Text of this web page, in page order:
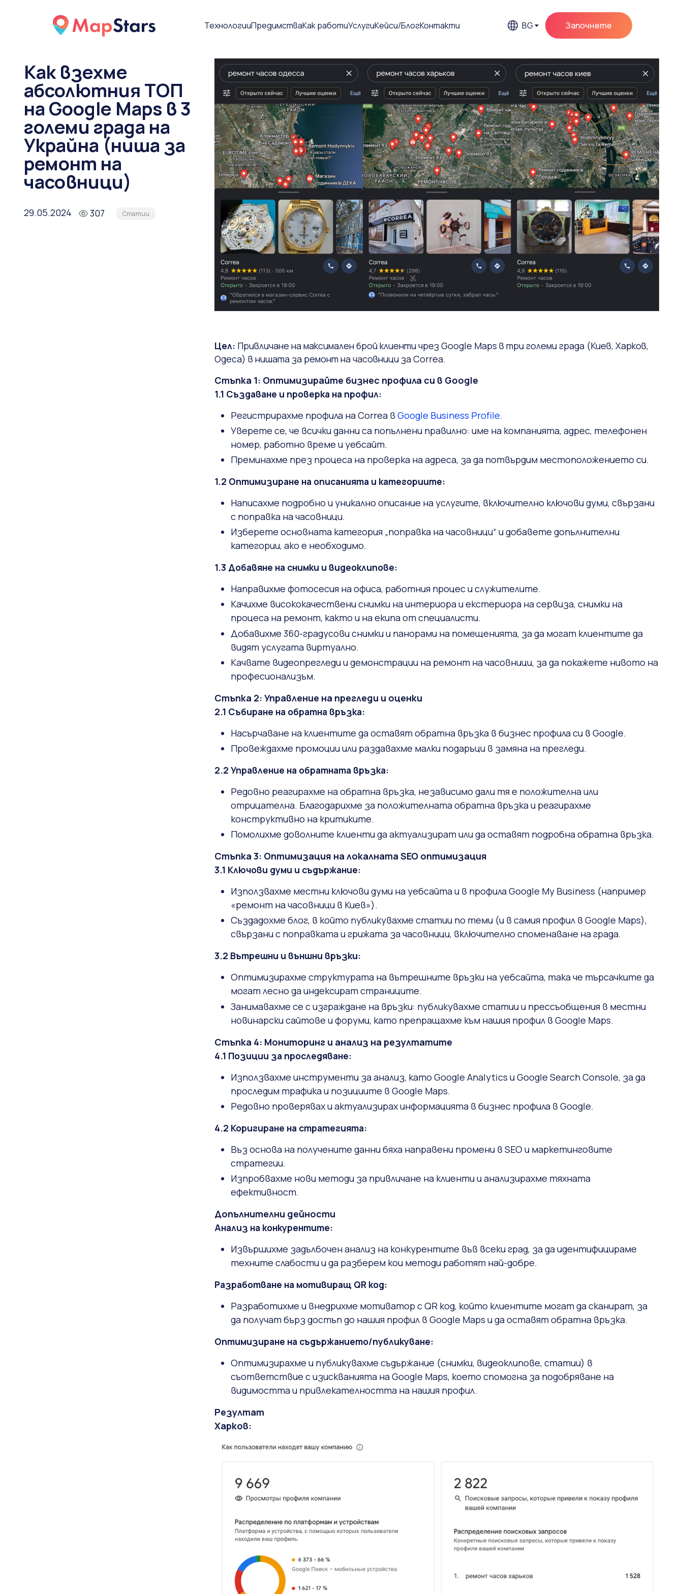
ТехнологииПредимстваКак работиУслугиКейси/БлогКонтакти BG Започнете
Как взехме
абсолютния ТОП
на Google Maps в 3
големи града на
Украйна (ниша за
ремонт на
часовници)
29.05.2024 307 Статии
Цел: Привличане на максимален брой клиенти чрез Google Maps в три големи града (Киев, Харков,
Одеса) в нишата за ремонт на часовници за Correa.
Стъпка 1: Оптимизирайте бизнес профила си в Google
1.1 Създаване и проверка на профил:
Регистрирахме профила на Correa в Google Business Profile.
Уверете се, че всички данни са попълнени правилно: име на компанията, адрес, телефонен
номер, работно време и уебсайт.
Преминахме през процеса на проверка на адреса, за да потвърдим местоположението си.
1.2 Оптимизиране на описанията и категориите:
Написахме подробно и уникално описание на услугите, включително ключови думи, свързани
с поправка на часовници.
Изберете основната категория „поправка на часовници“ и добавете допълнителни
категории, ако е необходимо.
1.3 Добавяне на снимки и видеоклипове:
Направихме фотосесия на офиса, работния процес и служителите.
Качихме висококачествени снимки на интериора и екстериора на сервиза, снимки на
процеса на ремонт, както и на екипа от специалисти.
Добавихме 360-градусови снимки и панорами на помещенията, за да могат клиентите да
видят услугата виртуално.
Качвате видеопрегледи и демонстрации на ремонт на часовници, за да покажете нивото на
професионализъм.
Стъпка 2: Управление на прегледи и оценки
2.1 Събиране на обратна връзка:
Насърчаване на клиентите да оставят обратна връзка в бизнес профила си в Google.
Провеждахме промоции или раздавахме малки подаръци в замяна на прегледи.
2.2 Управление на обратната връзка:
Редовно реагирахме на обратна връзка, независимо дали тя е положителна или
отрицателна. Благодарихме за положителната обратна връзка и реагирахме
конструктивно на критиките.
Помолихме доволните клиенти да актуализират или да оставят подробна обратна връзка.
Стъпка 3: Оптимизация на локалната SEO оптимизация
3.1 Ключови думи и съдържание:
Използвахме местни ключови думи на уебсайта и в профила Google My Business (например
«ремонт на часовници в Киев»).
Създадохме блог, в който публикувахме статии по теми (и в самия профил в Google Maps),
свързани с поправката и грижата за часовници, включително споменаване на града.
3.2 Вътрешни и външни връзки:
Оптимизирахме структурата на вътрешните връзки на уебсайта, така че търсачките да
могат лесно да индексират страниците.
Занимавахме се с изграждане на връзки: публикувахме статии и прессъобщения в местни
новинарски сайтове и форуми, като препращахме към нашия профил в Google Maps.
Стъпка 4: Мониторинг и анализ на резултатите
4.1 Позиции за проследяване:
Използвахме инструменти за анализ, като Google Analytics и Google Search Console, за да
проследим трафика и позициите в Google Maps.
Редовно проверявах и актуализирах информацията в бизнес профила в Google.
4.2 Коригиране на стратегията:
Въз основа на получените данни бяха направени промени в SEO и маркетинговите
стратегии.
Изпробвахме нови методи за привличане на клиенти и анализирахме тяхната
ефективност.
Допълнителни дейности
Анализ на конкурентите:
Извършихме задълбочен анализ на конкурентите във всеки град, за да идентифицираме
техните слабости и да разберем кои методи работят най-добре.
Разработване на мотивиращ QR код:
Разработихме и внедрихме мотиватор с QR код, който клиентите могат да сканират, за
да получат бърз достъп до нашия профил в Google Maps и да оставят обратна връзка.
Оптимизиране на съдържанието/публикуване:
Оптимизирахме и публикувахме съдържание (снимки, видеоклипове, статии) в
съответствие с изискванията на Google Maps, което спомогна за подобряване на
видимостта и привлекателността на нашия профил.
Резултат
Харков: